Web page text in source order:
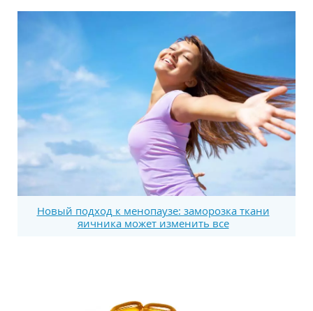
Новый подход к менопаузе: заморозка ткани
яичника может изменить все